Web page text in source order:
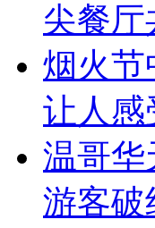
尖餐厅
烟火节
让人感
温哥华
游客破